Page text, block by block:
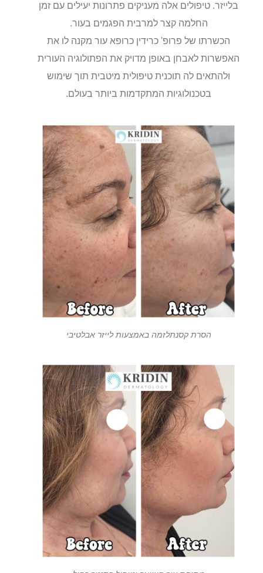
בלייזר. טיפולים אלה מעניקים פתרונות יעילים עם זמן
החלמה קצר למרבית הפגמים בעור.
הכשרתו של פרופ' כרידין כרופא עור מקנה לו את
האפשרות לאבחן באופן מדויק את הפתולוגיה העורית
ולהתאים לה תוכנית טיפולית מיטבית תוך שימוש
בטכנולוגיות המתקדמות ביותר בעולם.
הסרת קסנתלזמה באמצעות לייזר אבלטיבי